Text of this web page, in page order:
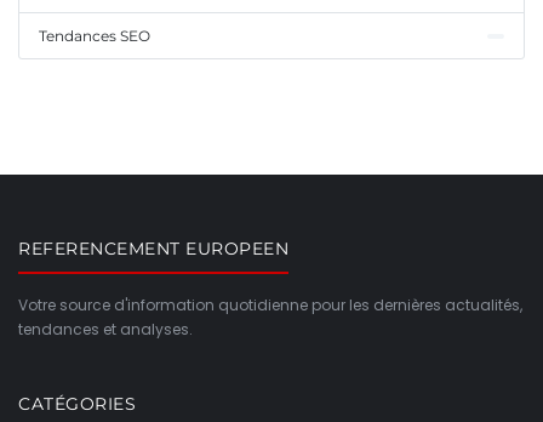
Tendances SEO
REFERENCEMENT EUROPEEN
Votre source d'information quotidienne pour les dernières actualités,
tendances et analyses.
CATÉGORIES